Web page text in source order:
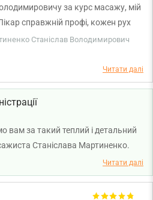
за курс масажу, мій
справжній профі, кожен рух
дуже уважний. Мала досвід
якістю – масаж у Станіслава
Станіслав Володимирович
Читати далі
вам за такий теплий і детальний
Станіслава Мартиненко.
що курс масажу дав
допоміг покращити ваш стан. Ми
отримував не лише якісне
Читати далі